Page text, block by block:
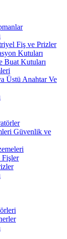
Fiş ve Prizler
Kutuları
Buat Kutuları
Üstü Anahtar Ve
Güvenlik ve